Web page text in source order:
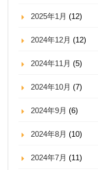
2025年1月 (12)
2024年12月 (12)
2024年11月 (5)
2024年10月 (7)
2024年9月 (6)
2024年8月 (10)
2024年7月 (11)